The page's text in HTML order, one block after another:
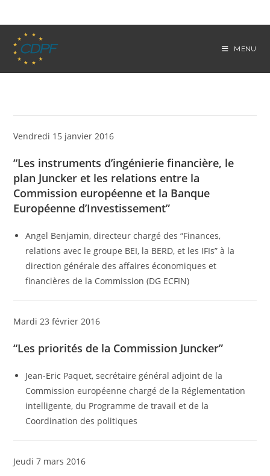
to
content
MENU
Vendredi 15 janvier 2016
“Les instruments d’ingénierie financière, le
plan Juncker et les relations entre la
Commission européenne et la Banque
Européenne d’Investissement”
Angel Benjamin, directeur chargé des “Finances,
relations avec le groupe BEI, la BERD, et les IFIs” à la
direction générale des affaires économiques et
financières de la Commission (DG ECFIN)
Mardi 23 février 2016
“Les priorités de la Commission Juncker”
Jean-Eric Paquet, secrétaire général adjoint de la
Commission européenne chargé de la Réglementation
intelligente, du Programme de travail et de la
Coordination des politiques
Jeudi 7 mars 2016